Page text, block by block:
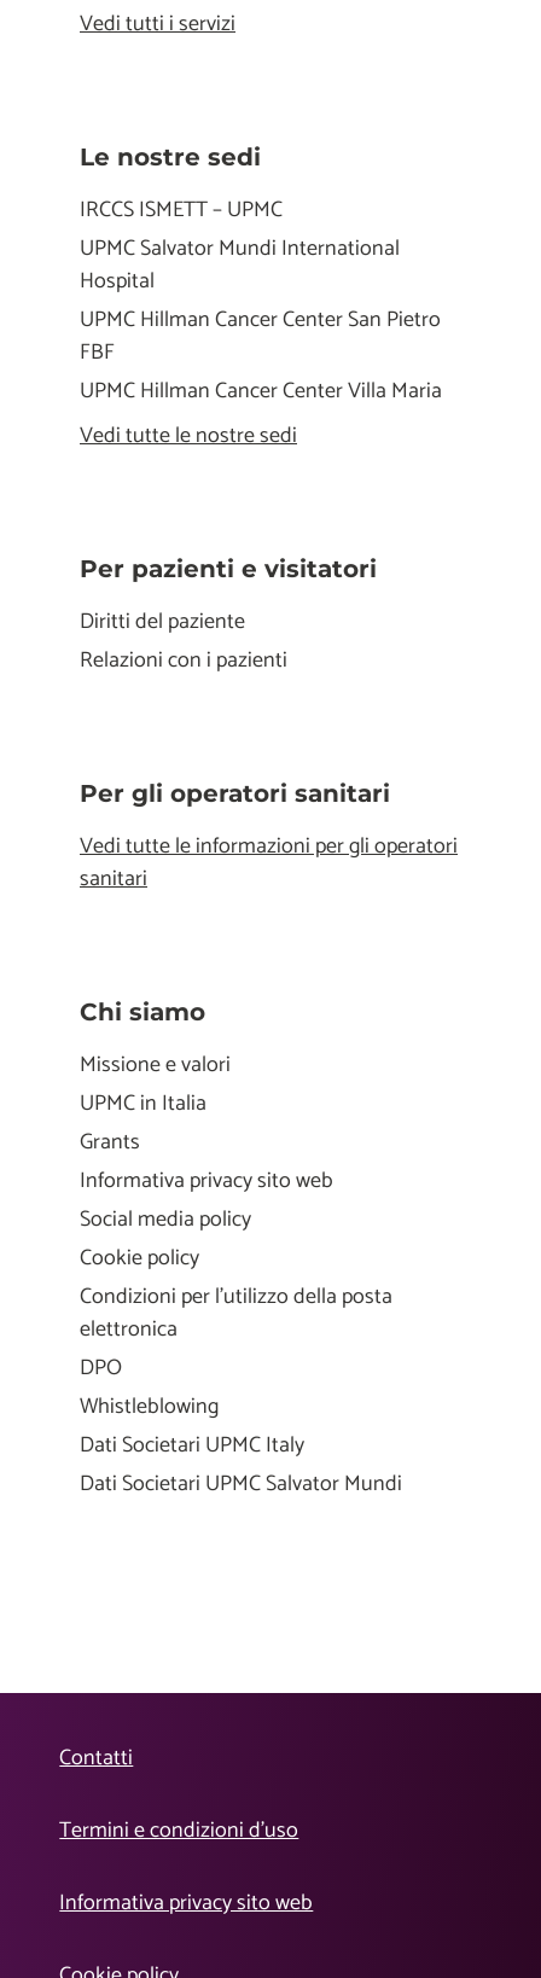
Vedi tutti i servizi
Le nostre sedi
IRCCS ISMETT – UPMC
UPMC Salvator Mundi International
Hospital
UPMC Hillman Cancer Center San Pietro
FBF
UPMC Hillman Cancer Center Villa Maria
Vedi tutte le nostre sedi
Per pazienti e visitatori
Diritti del paziente
Relazioni con i pazienti
Per gli operatori sanitari
Vedi tutte le informazioni per gli operatori
sanitari
Chi siamo
Missione e valori
UPMC in Italia
Grants
Informativa privacy sito web
Social media policy
Cookie policy
Condizioni per l'utilizzo della posta
elettronica
DPO
Whistleblowing
Dati Societari UPMC Italy
Dati Societari UPMC Salvator Mundi
Contatti
Termini e condizioni d’uso
Informativa privacy sito web